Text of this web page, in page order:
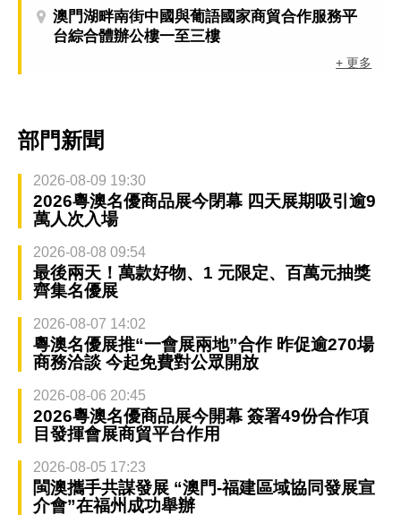
澳門湖畔南街中國與葡語國家商貿合作服務平
台綜合體辦公樓一至三樓
+ 更多
部門新聞
2026-08-09 19:30
2026粵澳名優商品展今閉幕 四天展期吸引逾9
萬人次入場
2026-08-08 09:54
最後兩天！萬款好物、1 元限定、百萬元抽獎
齊集名優展
2026-08-07 14:02
粵澳名優展推“一會展兩地”合作 昨促逾270場
商務洽談 今起免費對公眾開放
2026-08-06 20:45
2026粵澳名優商品展今開幕 簽署49份合作項
目發揮會展商貿平台作用
2026-08-05 17:23
閩澳攜手共謀發展 “澳門-福建區域協同發展宣
介會”在福州成功舉辦